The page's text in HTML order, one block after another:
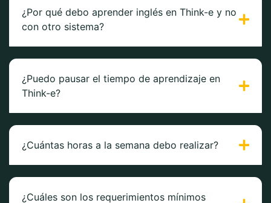
¿Por qué debo aprender inglés en Think-e y no
con otro sistema?
¿Puedo pausar el tiempo de aprendizaje en
Think-e?
¿Cuántas horas a la semana debo realizar?
¿Cuáles son los requerimientos mínimos